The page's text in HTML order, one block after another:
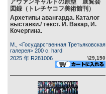
アヴァンギャルドの原型 展覧会
図録（トレチヤコフ美術館刊）
Архетипы авангарда. Каталог
выставки./ текст. И. Вакар, И.
Кочергина.
М., <Государственная Третьяковская
галерея> 200 c. hard
2025 年 R281006
\29,150